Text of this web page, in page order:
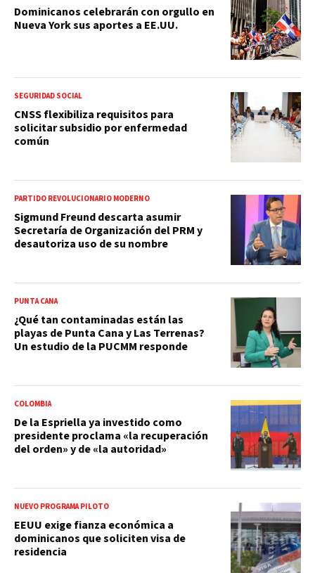
Dominicanos celebrarán con orgullo en
Nueva York sus aportes a EE.UU.
SEGURIDAD SOCIAL
CNSS flexibiliza requisitos para
solicitar subsidio por enfermedad
común
PARTIDO REVOLUCIONARIO MODERNO
Sigmund Freund descarta asumir
Secretaría de Organización del PRM y
desautoriza uso de su nombre
PUNTA CANA
¿Qué tan contaminadas están las
playas de Punta Cana y Las Terrenas?
Un estudio de la PUCMM responde
COLOMBIA
De la Espriella ya investido como
presidente proclama «la recuperación
del orden» y de «la autoridad»
NUEVO PROGRAMA PILOTO
EEUU exige fianza económica a
dominicanos que soliciten visa de
residencia